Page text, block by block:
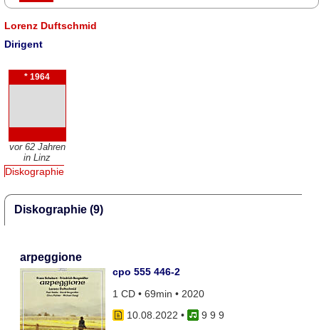
Lorenz Duftschmid
Dirigent
* 1964
vor 62 Jahren
in Linz
Diskographie
Diskographie (9)
arpeggione
cpo 555 446-2
1 CD • 69min • 2020
10.08.2022 •
9 9 9